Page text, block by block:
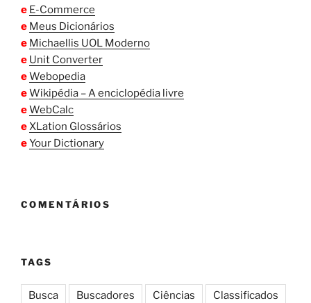
e E-Commerce
e Meus Dicionários
e Michaellis UOL Moderno
e Unit Converter
eWebopedia
eWikipédia – A enciclopédia livre
eWebCalc
eXLation Glossários
eYour Dictionary
COMENTÁRIOS
TAGS
Busca Buscadores Ciências Classificados